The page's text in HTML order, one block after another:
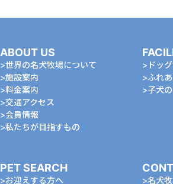
ABOUT US
世界の名犬牧場について
施設案内
料金案内
交通アクセス
会員情報
私たちが⽬指すもの
ドッ
ふれ
⼦⽝
PET SEARCH
お迎えする⽅へ 名⽝